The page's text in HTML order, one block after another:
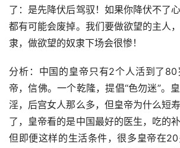
了：是先降伏后驾驭！如果你降伏不了
都有可能会废掉。我们要做欲望的主人
隶，做欲望的奴隶下场会很惨！
分析：中国的皇帝只有2个人活到了
帝，信佛。一个乾隆，提倡“色勿迷”。
淫，后宫女人那么多，但皇帝为什么短
了，皇帝看的是中国最好的医生，吃的
但即便这样的生活条件，很多皇帝在